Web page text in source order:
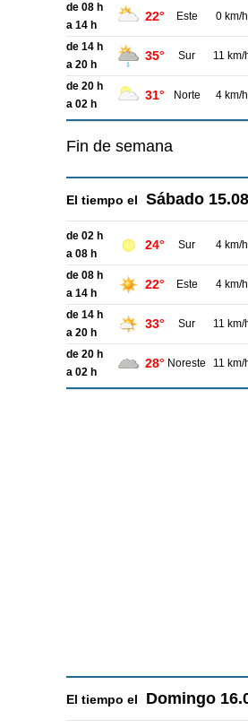
de 08 h
a 14 h
22° Este 0 km/h
de 14 h
a 20 h
35° Sur 11 km/
de 20 h
a 02 h
31° Norte 4 km/h
Fin de semana
El tiempo el Sábado
de 02 h
a 08 h
24° Sur 4 km/h
de 08 h
a 14 h
22° Este 4 km/h
de 14 h
a 20 h
33° Sur 11 km/
de 20 h
a 02 h
28° Noreste 11 km/
El tiempo el Domingo